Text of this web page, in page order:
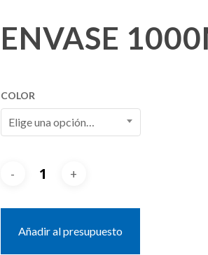
ENVASE
COLOR
Elige una opción…
Añadir al presupuesto